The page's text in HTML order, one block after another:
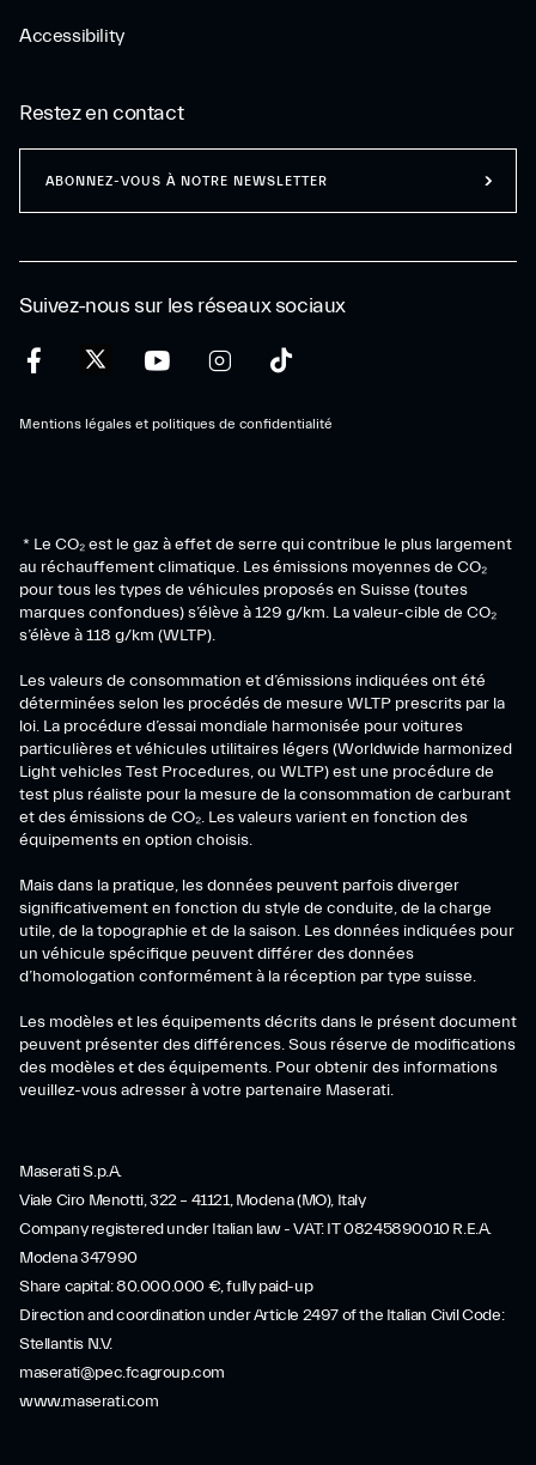
Accessibility
Suivez-nous sur les réseaux sociaux
Mentions légales et politiques de confidentialité
Restez en contact
ABONNEZ-VOUS À NOTRE NEWSLETTER
* Le CO₂ est le gaz à effet de serre qui contribue le plus largement
au réchauffement climatique. Les émissions moyennes de CO₂
pour tous les types de véhicules proposés en Suisse (toutes
marques confondues) s’élève à 129 g/km. La valeur-cible de CO₂
s’élève à 118 g/km (WLTP).
Les valeurs de consommation et d’émissions indiquées ont été
déterminées selon les procédés de mesure WLTP prescrits par la
loi. La procédure d’essai mondiale harmonisée pour voitures
particulières et véhicules utilitaires légers (Worldwide harmonized
Light vehicles Test Procedures, ou WLTP) est une procédure de
test plus réaliste pour la mesure de la consommation de carburant
et des émissions de CO₂. Les valeurs varient en fonction des
équipements en option choisis.
Mais dans la pratique, les données peuvent parfois diverger
significativement en fonction du style de conduite, de la charge
utile, de la topographie et de la saison. Les données indiquées pour
un véhicule spécifique peuvent différer des données
d’homologation conformément à la réception par type suisse.
Les modèles et les équipements décrits dans le présent document
peuvent présenter des différences. Sous réserve de modifications
des modèles et des équipements. Pour obtenir des informations
veuillez-vous adresser à votre partenaire Maserati.
Maserati S.p.A.
Viale Ciro Menotti, 322 – 41121, Modena (MO), Italy
Company registered under Italian law - VAT: IT 08245890010 R.E.A.
Modena 347990
Share capital: 80.000.000 €, fully paid-up
Direction and coordination under Article 2497 of the Italian Civil Code:
Stellantis N.V.
maserati@pec.fcagroup.com
www.maserati.com